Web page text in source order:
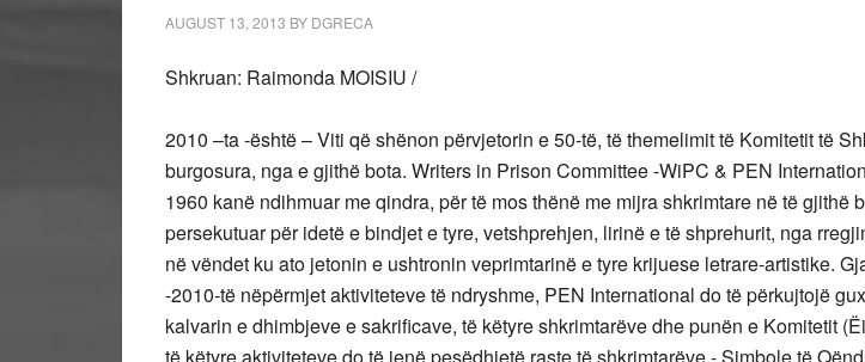
AUGUST 13, 2013 BY DGRECA
Shkruan: Raimonda MOISIU /
2010 –ta -është – Viti që shënon përvjetorin e 50-të, të themelimit të Komitetit të
burgosura, nga e gjithë bota. Writers in Prison Committee -WiPC & PEN
1960 kanë ndihmuar me qindra, për të mos thënë me mijra shkrimtare në të gjithë
persekutuar për idetë e bindjet e tyre, vetshprehjen, lirinë e të shprehurit, nga
në vëndet ku ato jetonin e ushtronin veprimtarinë e tyre krijuese letrare-artistike.
-2010-të nëpërmjet aktiviteteve të ndryshme, PEN International do të përkujtojë
kalvarin e dhimbjeve e sakrificave, të këtyre shkrimtarëve dhe punën e Komitetit